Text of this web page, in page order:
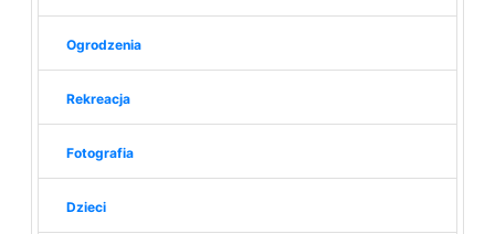
Ogrodzenia
Rekreacja
Fotografia
Dzieci